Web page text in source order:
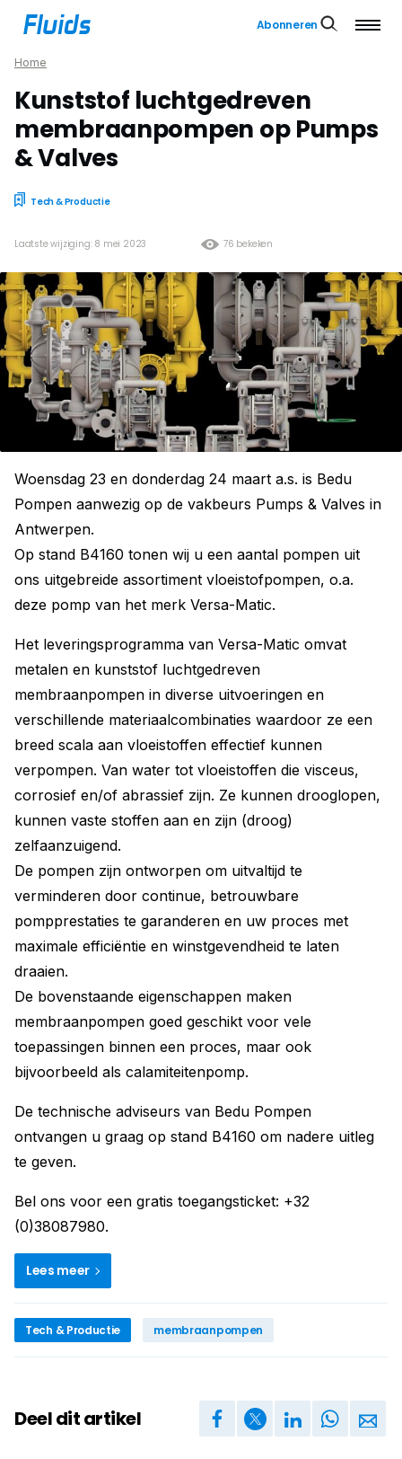
Abonneren
Home
Kunststof luchtgedreven
membraanpompen op Pumps
& Valves
Tech & Productie
76 bekeken
Laatste wijziging: 8 mei 2023
Woensdag 23 en donderdag 24 maart a.s. is Bedu
Pompen aanwezig op de vakbeurs Pumps & Valves in
Antwerpen.
Op stand B4160 tonen wij u een aantal pompen uit
ons uitgebreide assortiment vloeistofpompen, o.a.
deze pomp van het merk Versa-Matic.
Het leveringsprogramma van Versa-Matic omvat
metalen en kunststof luchtgedreven
membraanpompen in diverse uitvoeringen en
verschillende materiaalcombinaties waardoor ze een
breed scala aan vloeistoffen effectief kunnen
verpompen. Van water tot vloeistoffen die visceus,
corrosief en/of abrassief zijn. Ze kunnen drooglopen,
kunnen vaste stoffen aan en zijn (droog)
zelfaanzuigend.
De pompen zijn ontworpen om uitvaltijd te
verminderen door continue, betrouwbare
pompprestaties te garanderen en uw proces met
maximale efficiëntie en winstgevendheid te laten
draaien.
De bovenstaande eigenschappen maken
membraanpompen goed geschikt voor vele
toepassingen binnen een proces, maar ook
bijvoorbeeld als calamiteitenpomp.
De technische adviseurs van Bedu Pompen
ontvangen u graag op stand B4160 om nadere uitleg
te geven.
Bel ons voor een gratis toegangsticket: +32
(0)38087980.
Lees meer
Tech & Productie membraanpompen
Deel dit artikel